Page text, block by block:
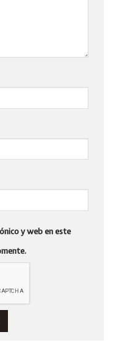
y web en este